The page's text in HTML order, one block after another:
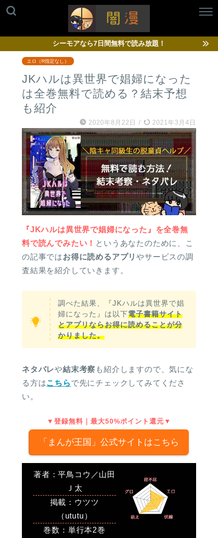
シーモアなら7日間無料で読み放題！
エロ（R指定なし）
JKハルは異世界で娼婦になった
は全巻無料で読める？結末予想
も紹介
2020年8月22日 / 2021年3月4日
『JKハルは異世界で娼婦になった』を全巻無
料で読んでみたい！ というあなたのために、こ
の記事ではお得に読めるアプリやサービスの調
査結果を紹介していきます。
調べた結果、『JKハルは異世界で娼
婦になった』は以下電子書籍サイト
とアプリならお得に読めることが分
かりました。
ネタバレや結末考察 も紹介しますので、気にな
る方はこちら で先にチェックしてみてくださ
い。
▼登録無料｜最大50%ポイント還元▼
「まんが王国」公式サイトはこちら
著者：平鳥コウ／山田
Ｊ太
掲載：ウツツ
（ututu）
巻数：単行本2巻